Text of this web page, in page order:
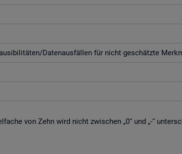
Da­ten­aus­fäl­len für nicht ge­schätz­te
von Zehn wird nicht zwi­schen „0“ und „-“